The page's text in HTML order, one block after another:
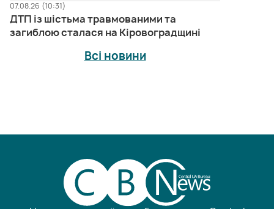
07.08.26 (10:31)
ДТП із шістьма травмованими та
загиблою сталася на Кіровоградщині
Всі новини